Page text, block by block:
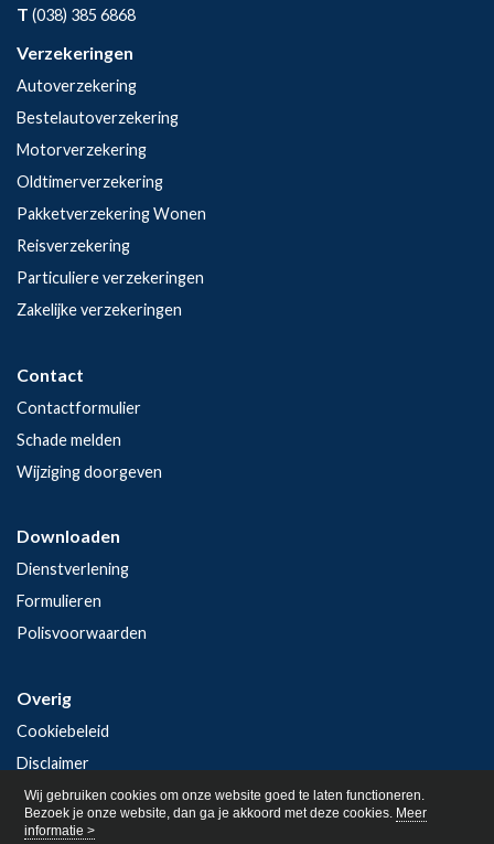
Wij gebruiken cookies om onze website goed te laten functioneren.
Bezoek je onze website, dan ga je akkoord met deze cookies. Meer
informatie >
T (038) 385 6868
Verzekeringen
Autoverzekering
Bestelautoverzekering
Motorverzekering
Oldtimerverzekering
Pakketverzekering Wonen
Reisverzekering
Particuliere verzekeringen
Zakelijke verzekeringen
Contact
Contactformulier
Schade melden
Wijziging doorgeven
Downloaden
Dienstverlening
Formulieren
Polisvoorwaarden
Overig
Cookiebeleid
Disclaimer
Privacy